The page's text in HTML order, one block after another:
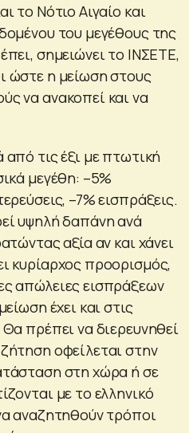
το Νότιο Αιγαίο και
του μεγέθους της
σημειώνει το ΙΝΣΕΤΕ,
ώστε η μείωση στους
να ανακοπεί και να
τις έξι με πτωτική
μεγέθη: –5%
–7% εισπράξεις.
υψηλή δαπάνη ανά
αξία αν και χάνει
κυρίαρχος προορισμός,
απώλειες εισπράξεων
έχει και στις
πρέπει να διερευνηθεί
οφείλεται στην
στη χώρα ή σε
με το ελληνικό
αναζητηθούν τρόποι